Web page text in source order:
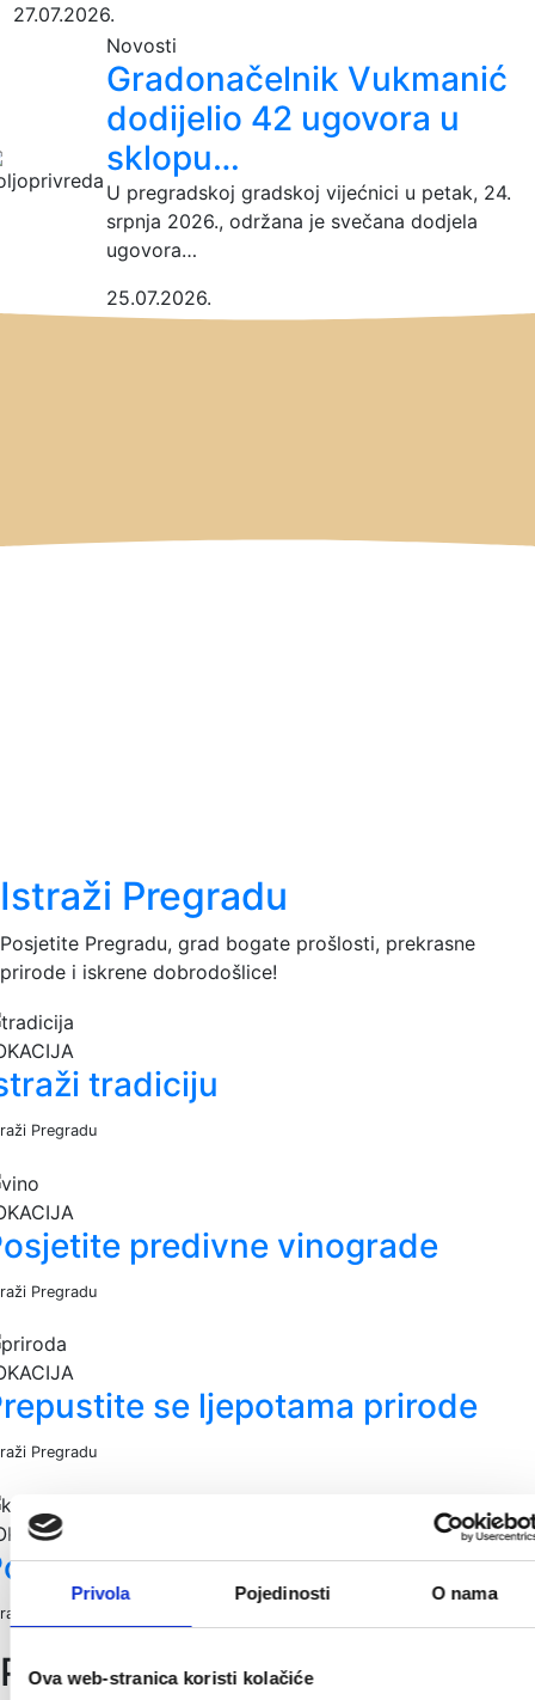
Privola Pojedinosti O nama
Ova web-stranica koristi kolačiće
27.07.2026.
Novosti
Gradonačelnik Vukmanić
dodijelio 42 ugovora u
sklopu…
U pregradskoj gradskoj vijećnici u petak, 24.
srpnja 2026., održana je svečana dodjela
ugovora…
25.07.2026.
Istraži Pregradu
Posjetite Pregradu, grad bogate prošlosti, prekrasne
prirode i iskrene dobrodošlice!
tradiciju
Pregradu
predivne vinograde
Pregradu
se ljepotama prirode
Pregradu
kulturna dobra
Pregradu
Poslovne funkcije